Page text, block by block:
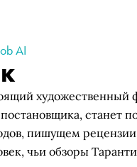
AI
художественный
станет
пишущем
чьи обзоры